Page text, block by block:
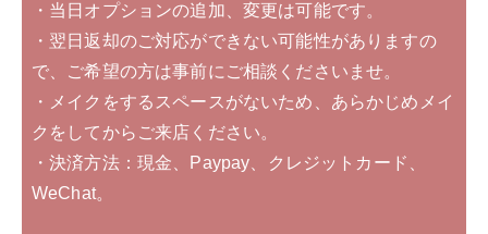
・当日オプションの追加、変更は可能です。
・翌日返却のご対応ができない可能性がありますの
で、ご希望の方は事前にご相談くださいませ。
・メイクをするスペースがないため、あらかじめメイ
クをしてからご来店ください。
・決済方法：現金、Paypay、クレジットカード、
WeChat。